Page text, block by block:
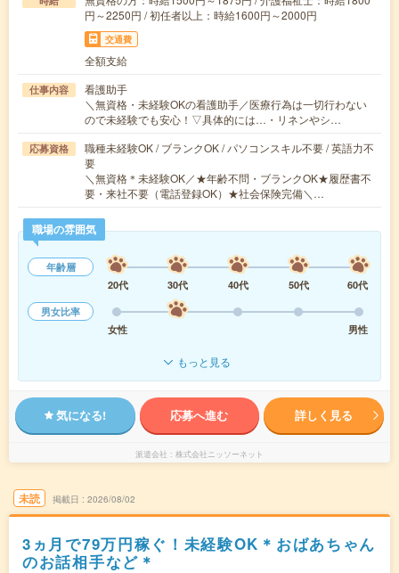
円～2250円 / 初任者以上：時給1600円～2000円
交通費
全額支給
仕事内容
看護助手
＼無資格・未経験OKの看護助手／医療行為は一切行わない
ので未経験でも安心！▽具体的には…・リネンやシ…
応募資格
職種未経験OK / ブランクOK / パソコンスキル不要 / 英語力不
要
＼無資格＊未経験OK／★年齢不問・ブランクOK★履歴書不
要・来社不要（電話登録OK）★社会保険完備＼…
職場の雰囲気
年齢層
20代
30代 40代 50代
60代
男女比率
女性
男性
もっと見る
気になる! 応募へ進む 詳しく見る
派遣会社 株式会社ニッソーネット
未読 掲載日 2026/08/02
3ヵ月で79万円稼ぐ！未経験OK＊おばあちゃん
のお話相手など＊